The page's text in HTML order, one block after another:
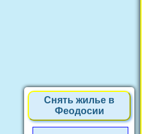
Снять жилье в
Феодосии